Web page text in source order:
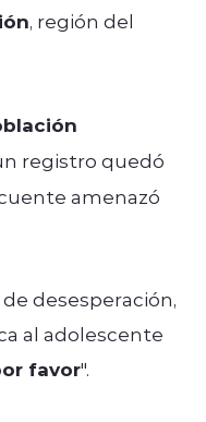
, región del
registro quedó
amenazó
desesperación,
al adolescente
favor".